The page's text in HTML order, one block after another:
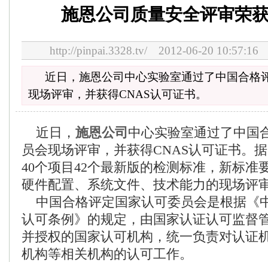
施恩公司质量安全评审荣
http://pinpai.3328.tv/ 2012-06-20
近日，施恩公司中心实验室通过了中国合格
现场评审，并获得CNAS认可证书。
近日， 施恩公司 中心实验室通过了中国
员会现场评审，并获得CNAS认可证书。
40个项目42个最新版的检测标准，新标准
硬件配置、系统文件、技术能力的现场评
中国合格评定国家认可委员会是根据《
认可条例》的规定，由国家认证认可监督
并授权的国家认可机构，统一负责对认证
机构等相关机构的认可工作。